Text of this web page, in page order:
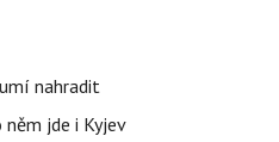
nahradit
jde i Kyjev